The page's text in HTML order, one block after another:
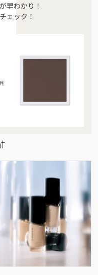
早わかり！
ェック！